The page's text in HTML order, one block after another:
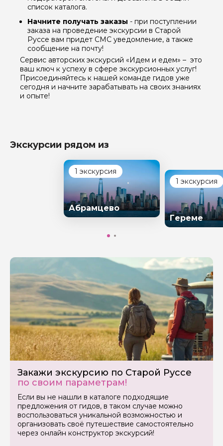
список каталога.
Начните получать заказы - при поступлении
заказа на проведение экскурсии в Старой
Руссе вам придет СМС уведомление, а также
сообщение на почту!
Сервис авторских экскурсий «Идем и едем» – это
ваш ключ к успеху в сфере экскурсионных услуг!
Присоединяйтесь к нашей команде гидов уже
сегодня и начните зарабатывать на своих знаниях
и опыте!
Экскурсии рядом из
1 экскурсия
Абрамцево
1 экскурсия
Гереме
Закажи экскурсию по Старой Руссе
по своим параметрам!
Если вы не нашли в каталоге подходящие
предложения от гидов, в таком случае можно
воспользоваться уникальной возможностью и
организовать своё путешествие самостоятельно
через онлайн конструктор экскурсий!